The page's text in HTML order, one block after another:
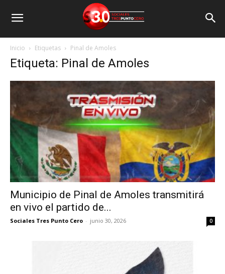
Inicio Etiquetas Pinal de Amoles
Etiqueta: Pinal de Amoles
Municipio de Pinal de Amoles transmitirá
en vivo el partido de...
Sociales Tres Punto Cero - junio 30, 2026 0